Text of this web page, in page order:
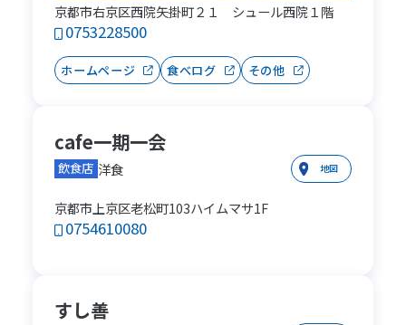
京都市右京区西院矢掛町２１ シュール西院１階
0753228500
ホームページ 食べログ その他
cafe一期一会
飲食店 洋食 地図
京都市上京区老松町103ハイムマサ1F
0754610080
すし善